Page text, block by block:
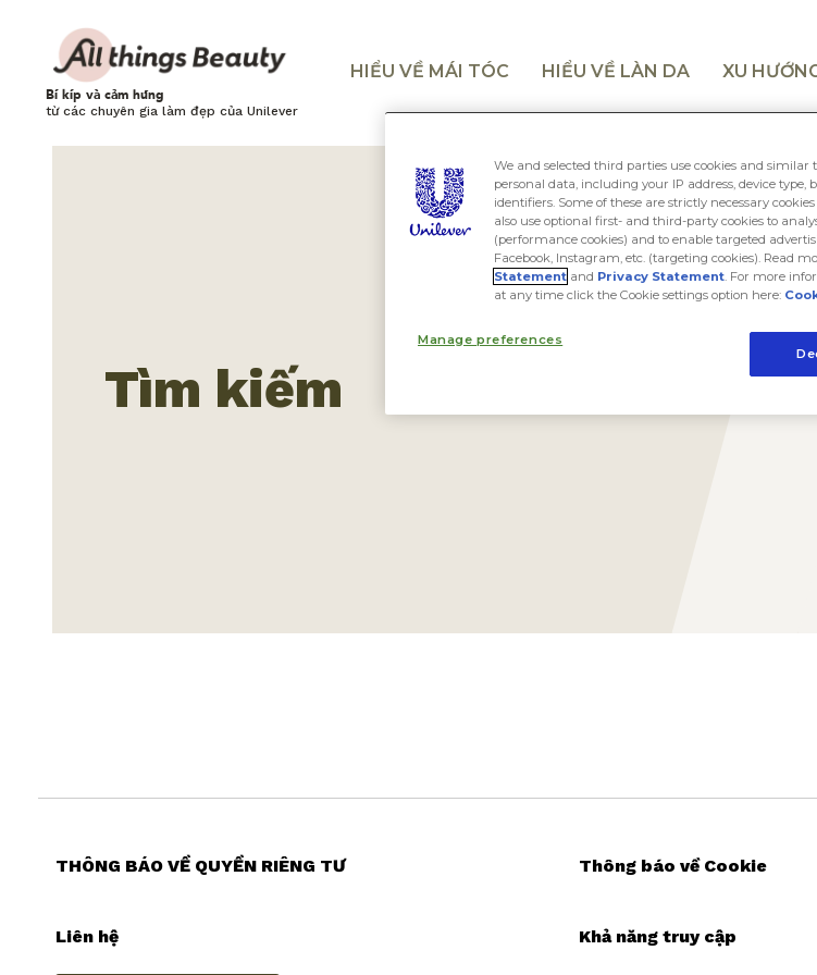
Bí kíp và cảm hứng
từ các chuyên gia làm đẹp của Unilever
HIỂU VỀ MÁI TÓC HIỂU VỀ LÀN DA XU
Tìm kiếm
THÔNG BÁO VỀ QUYỀN RIÊNG TƯ
Liên hệ
Thông báo về Cookie
Khả năng truy cập
We and selected third parties use cookies and similar
personal data, including your IP address, device
identifiers. Some of these are strictly necessary
also use optional first- and third-party cookies to
(performance cookies) and to enable targeted
Facebook, Instagram, etc. (targeting cookies). Read
Statement and Privacy Statement. For more
at any time click the Cookie settings option here:
Manage preferences